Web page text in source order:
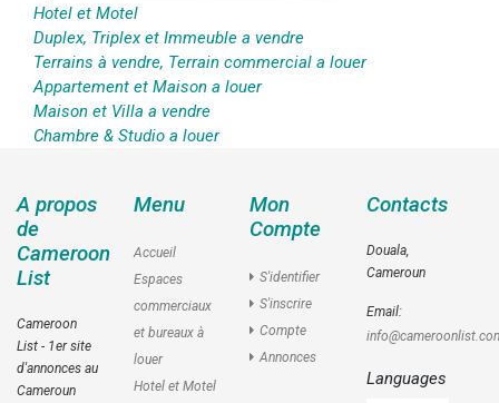
Hotel et Motel
Duplex, Triplex et Immeuble a vendre
Terrains à vendre, Terrain commercial a louer
Appartement et Maison a louer
Maison et Villa a vendre
Chambre & Studio a louer
A propos
de
Cameroon
List
Cameroon
List - 1er site
d'annonces au
Cameroun
Menu
Accueil
Espaces
commerciaux
et bureaux à
louer
Hotel et Motel
Mon
Compte
S'identifier
S'inscrire
Compte
Annonces
Contacts
Douala,
Cameroun
Email:
Languages